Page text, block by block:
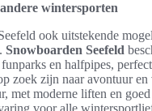
wintersporten
ook uitstekende
Snowboarden Seefeld
en halfpipes,
zoek zijn naar avontuur
met moderne liften en
voor alle